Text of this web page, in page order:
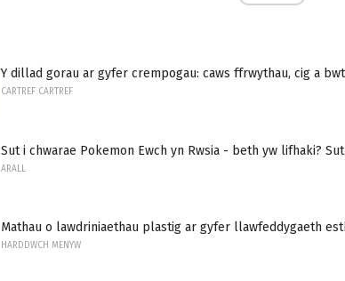
Y dillad gorau ar gyfer crempogau: caws ffrwythau, cig a
CARTREF CARTREF
Sut i chwarae Pokemon Ewch yn Rwsia - beth yw lifhaki?
ARALL
Mathau o lawdriniaethau plastig ar gyfer llawfeddygaeth
HARDDWCH MENYW